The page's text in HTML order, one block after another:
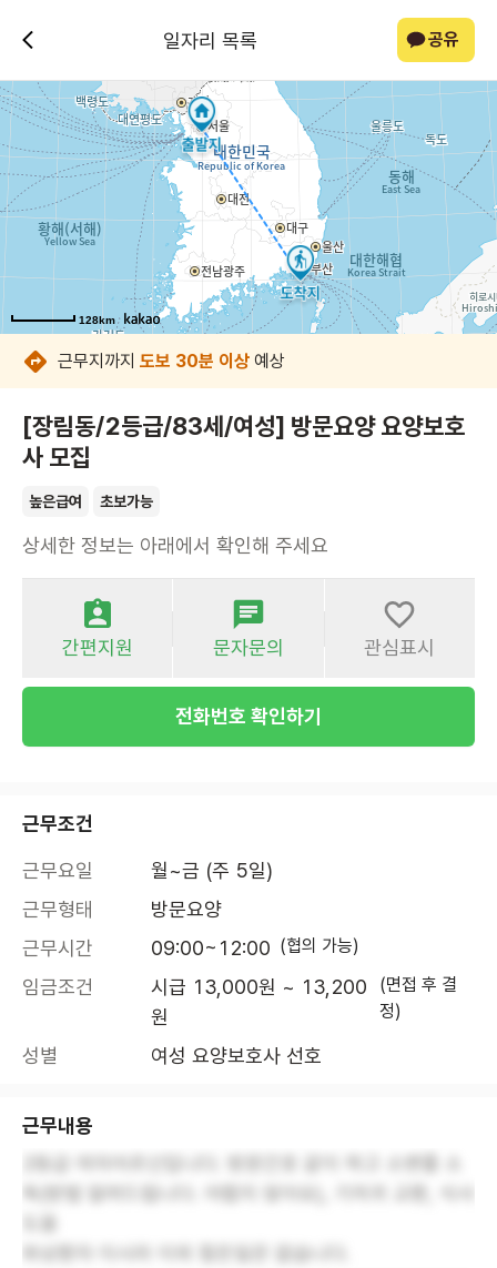
일자리 목록 공유
128km
128km
128km
128km
128km
128km
128km
128km
근무지까지 도보 30분 이상 예상
[장림동/2등급/83세/여성] 방문요양 요양보호
사 모집
높은급여 초보가능
상세한 정보는 아래에서 확인해 주세요
간편지원 문자문의 관심표시
전화번호 확인하기
근무조건
근무요일
월~금 (주 5일)
근무형태
방문요양
근무시간
09:00~12:00 (협의 가능)
임금조건
시급 13,000원 ~ 13,200
원
(면접 후 결
정)
성별 여성 요양보호사 선호
근무내용